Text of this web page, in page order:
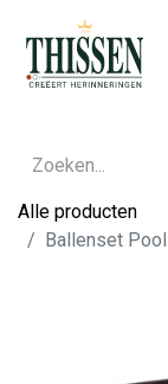
Alle producten
Ballenset